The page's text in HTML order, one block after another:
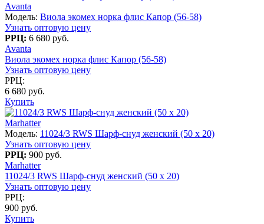
Avanta
Модель: Виола экомех норка флис Капор (56-58)
Узнать оптовую цену
РРЦ: 6 680 руб.
Avanta
Виола экомех норка флис Капор (56-58)
Узнать оптовую цену
РРЦ:
6 680 руб.
Купить
Marhatter
Модель: 11024/3 RWS Шарф-снуд женский (50 x 20)
Узнать оптовую цену
РРЦ: 900 руб.
Marhatter
11024/3 RWS Шарф-снуд женский (50 x 20)
Узнать оптовую цену
РРЦ:
900 руб.
Купить